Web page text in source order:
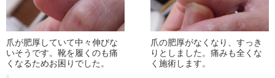
爪が肥厚していて中々伸びな
いそうです。靴を履くのも痛
くなるためお困りでした。
爪の肥厚がなくなり、すっき
りとしました。痛みも全くな
く施術します。